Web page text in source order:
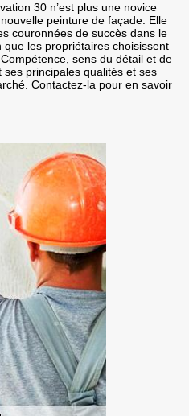
30 n’est plus une novice
peinture de façade. Elle
couronnées de succès dans le
que les propriétaires choisissent
sens du détail et de
principales qualités et ses
Contactez-la pour en savoir